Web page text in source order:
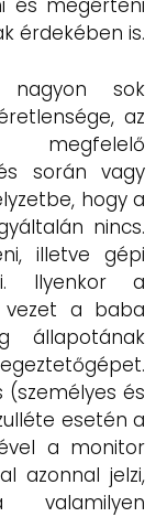
és megérteni
érdekében is.
nagyon sok
az
megfelelő
során vagy
hogy a
nincs.
illetve gépi
Ilyenkor a
vezet a baba
állapotának
és
esetén a
a monitor
azonnal jelzi,
valamilyen